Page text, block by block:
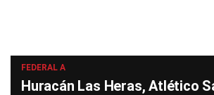
FEDERAL A
Huracán Las Heras, Atlético